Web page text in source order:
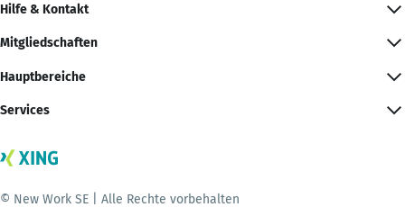
Hilfe & Kontakt
Mitgliedschaften
Hauptbereiche
Services
© New Work SE | Alle Rechte vorbehalten